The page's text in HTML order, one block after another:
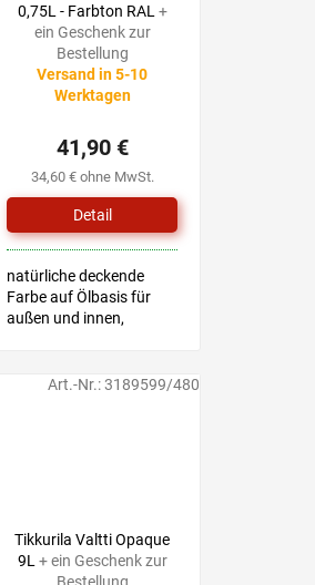
0,75L - Farbton RAL +
ein Geschenk zur
Bestellung
durchschnittliche
Sternen.
Versand in 5-10
Werktagen
34,60 € ohne MwSt.
41,90 €
Detail
natürliche deckende
Farbe auf Ölbasis für
außen und innen,
Tikkurila Valtti Opaque
9L+ ein Geschenk zur
Art.-Nr.:3189599/480